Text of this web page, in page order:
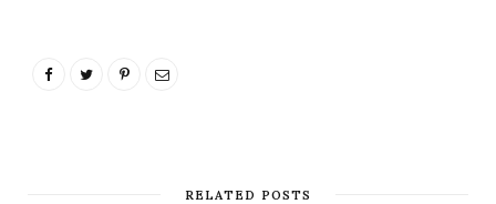
RELATED POSTS